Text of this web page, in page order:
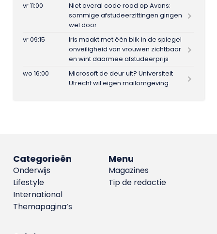
vr 11:00
Niet overal code rood op Avans:
sommige afstudeerzittingen gingen
wel door
vr 09:15
Iris maakt met één blik in de spiegel
onveiligheid van vrouwen zichtbaar
en wint daarmee afstudeerprijs
wo 16:00
Microsoft de deur uit? Universiteit
Utrecht wil eigen mailomgeving
Menu
Magazines
Tip de redactie
Categorieën
Onderwijs
Lifestyle
International
Themapagina’s